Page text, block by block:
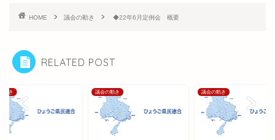
HOME 議会の動き ◆22年6月定例会 概要
RELATED POST
動き 議会の動き 議会の動き